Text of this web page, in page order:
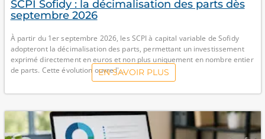
SCPI Sofidy : la décimalisation des parts dès
septembre 2026
À partir du 1er septembre 2026, les SCPI à capital variable de Sofidy
adopteront la décimalisation des parts, permettant un investissement
exprimé directement en euros et non plus uniquement en nombre entier
de parts. Cette évolution ouvre l'...EN SAVOIR PLUS